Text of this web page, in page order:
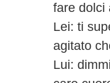
fare dolci
Lei: ti
agitato
Lui: